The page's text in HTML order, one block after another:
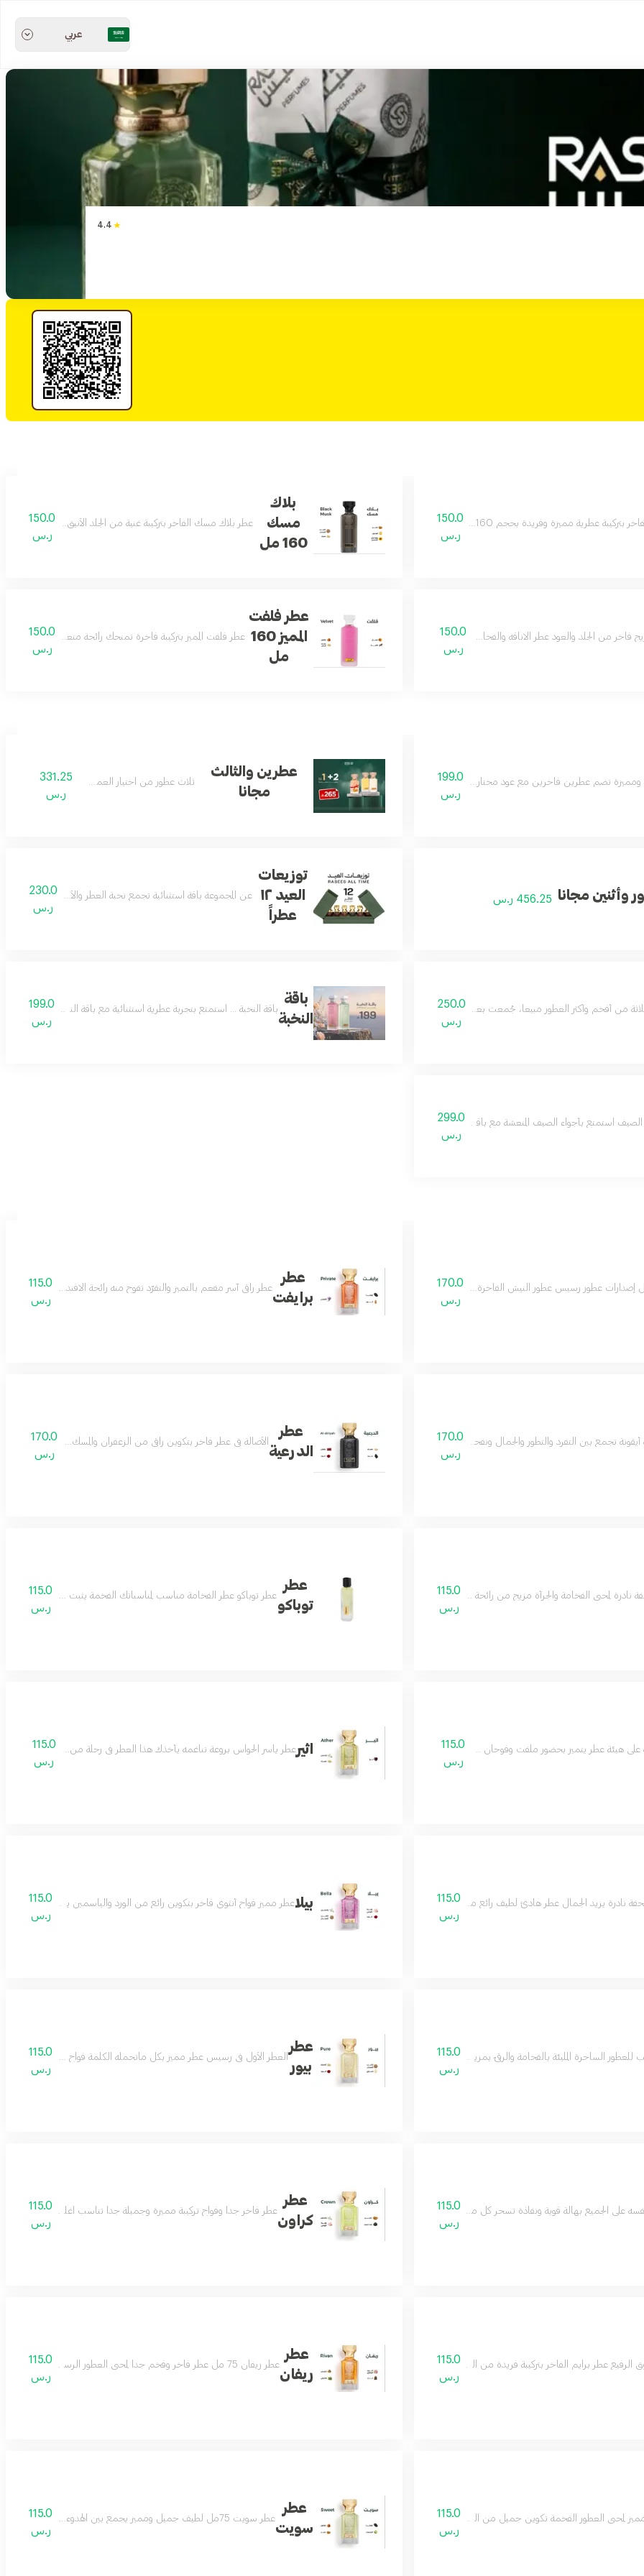
عربي
4.4
مميزة وفريدة بحجم 160 مل يدوم طويلا على البشرة ويمنحك إحساسا بالثقة والأناقة طوال اليوم
150.0
ر.س
بلاك
مسك
160 مل
عطر بلاك مسك الفاخر بتركيبة غنية من الجلد الأنيق والمسك الأصيل
150.0
ر.س
فاخر من الجلد والعود عطر الاناقه والفخامه وجميع مناسباتك المميزة
150.0
ر.س
عطر فلفت
المميز 160
مل
عطر فلفت المميز بتركيبة فاخرة تمنحك رائحة منعشة ومميزة تدوم
150.0
ر.س
ومميزة تضم عطرين فاخرين مع عود مختار بعناية، لتكون هدية مثالية للاحتفال بالتخرج
199.0
ر.س
عطرين والثالث
مجانا
ثلاث عطور من اختيار العميل
331.25
ر.س
وأثنين مجانا 456.25 ر.س
توزيعات
العيد ١٢
عطراً
عن المجموعة باقة استثنائية تجمع نخبة العطر والأكثر تميزًا في تاريخ رسيس، 12 عطراً فاخرًا بحجم
230.0
ر.س
من أفخم وأكثر العطور مبيعاً، جُمعت بعناية في باقة واحدة لتكون هدية تليق بسند الحياة في يوم الأب. روائح فاخرة، حضور استثنائي، واختيار يعبر عن التقدير بكل أناقة.
250.0
ر.س
باقة
النخبة
باقة النخبة ... استمتع بتجربة عطرية استثنائية مع باقة النخبة، عطرين بحجم 160 مل من مجموعتنا المميزة بسعر خاص. فرصة رائعة للاستمتاع بتشكيلة عطرية تناسب مختلف أوقاتك
199.0
ر.س
الصيف استمتع بأجواء الصيف المنعشة مع باقة عطور الصيف، التي تضم أربعة عطور مميزة تجمع بين الانتعاش والأناقة والثبات. تشكيلة مثالية تضفي لمسة عطرية تناسب
299.0
ر.س
إصدارات عطور رسيس عطور النيش الفاخرة اصدار خاص عطر طويق الأصالة والثقة في عطر فاخر بتكوين راقي من الباتشولي واللذر ليكون عطرك المفضل في مناسباتك مكونات
170.0
ر.س
عطر
برايفت
عطر راقي آسر مفعم بالتميز والتفرّد تفوح منه رائحة الافندر واللوز
115.0
ر.س
تجمع بين التفرد والتطور والجمال ونفحات مميزة العنبر ووازهار البرتقال وانتعاش المسك
170.0
ر.س
عطر
الدرعية
الأصالة في عطر فاخر بتكوين راقي من الزعفران والمسك ليكون عطرك
170.0
ر.س
نادرة لمحبي الفخامة والجرأة مزيج من رائحة الجلد الكلاسيكي والتوت والزعتر ونفحات من الياسمين والعنبر لتتكون منه رائحة تملك القلب وتسحر الفؤاد بالجمال والقوة
115.0
ر.س
عطر
توباكو
عطر توباكو عطر الفخامة مناسب لمناسباتك الفخمة يثبت وجودك ويترك
115.0
ر.س
على هيئة عطر يتميز بحضور ملفت وفوحان طاغي ورائحة تملك القلب
115.0
ر.س
اثيرعطر ياسر الحواس بروعة تناغمه يأخذك هذا العطر في رحلة من الأحساس الفاخر
115.0
ر.س
نادرة يزيد الجمال عطر هادئ لطيف رائع مميز مزيج فريد من المكونات لتتكون منه رائحة تملك القلب وتسحر الفؤاد بالجمال
115.0
ر.س
بيلاعطر مميز فواح أنثوي فاخر بتكوين رائع من الورد والياسمين يفيض جمال
115.0
ر.س
الساحرة المليئة بالفخامة والرقيّ بمزيج فاخر من العود والصندل وممزوج برائحة الزعفران والهيل لتتكون منه رائحة شرقية مميزة . تضيف لمسة رفاهية لشخصيتك
115.0
ر.س
عطر
بيور
العطر الأول في رسيس عطر مميز بكل ماتحمله الكلمة فواح وجميل جداً
115.0
ر.س
على الجميع بهالة قوية ونفاذة تسحر كل من حولك يتكون من مزيج شاعري من الياسمين والزعفران مع مكونات راقية من العنبر والاخشاب عطر يمتلك كل تفاصيل
115.0
ر.س
عطر
كراون
عطر فاخر جداً وفواح تركيبة مميزة وجميلة جداً تناسب اغلب الاذواق غني
115.0
ر.س
الرفيع عطر برايم الفاخر بتركيبة فريدة من الزعفران والباتشولي ومزيج من العود والبرغموت ليكون العطر الأفخم والأجمل بنفحات شرقية تملك القلب
115.0
ر.س
عطر
ريفان
عطر ريفان 75 مل عطر فاخر وفخم جدا لمحبي العطور الرسمية الفواحة عطر لمناسباتك وأيامك الجميلة عطر يفرض نفسه بهالة من الرقيّ والتألق مكونات العطر الباتشولي والخشب والجلود والورد البلغاري والسوسن
115.0
ر.س
لمحبي العطور الفخمة تكوين جميل من الباتشولي والعود والكاكاو مع نفحات من البرتقال والزعفران والورد يضفي لك تميزا وفخامة لامثيل لها عطر يفرض نفسه ويميزك كل
115.0
ر.س
عطر
سويت
عطر سويت 75مل لطيف جميل ومميز يجمع بين الهدوء والفخامة عطر رائع لكل الأذواق مكونات العطر التونكا والبرغموت والكراميل والعنبر
115.0
ر.س